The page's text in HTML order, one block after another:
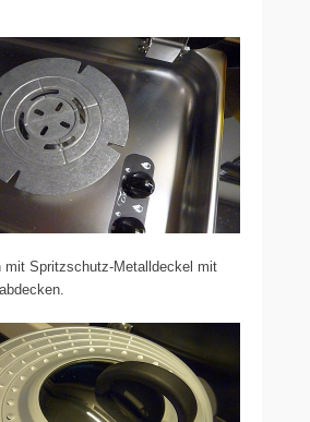
mit Spritzschutz-Metalldeckel mit